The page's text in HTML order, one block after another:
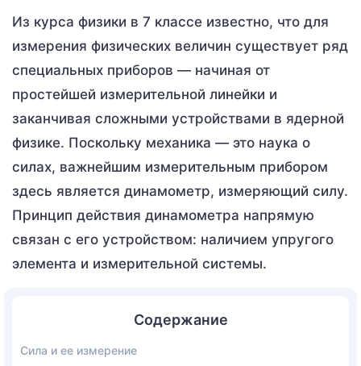
Из курса физики в 7 классе известно, что для
измерения физических величин существует ряд
специальных приборов — начиная от
простейшей измерительной линейки и
заканчивая сложными устройствами в ядерной
физике. Поскольку механика — это наука о
силах, важнейшим измерительным прибором
здесь является динамометр, измеряющий силу.
Принцип действия динамометра напрямую
связан с его устройством: наличием упругого
элемента и измерительной системы.
Содержание
Сила и ее измерение